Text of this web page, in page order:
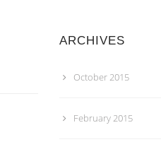
ARCHIVES
October 2015
February 2015